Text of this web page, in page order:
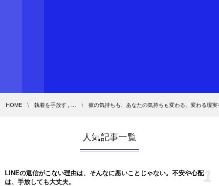
HOME 執着を手放す , … 彼の気持ちも、あなたの気持ちも変わる。変わる現
人気記事一覧
LINEの返信がこない理由は、そんなに悪いことじゃない。不安や心配
は、手放しても大丈夫。
1